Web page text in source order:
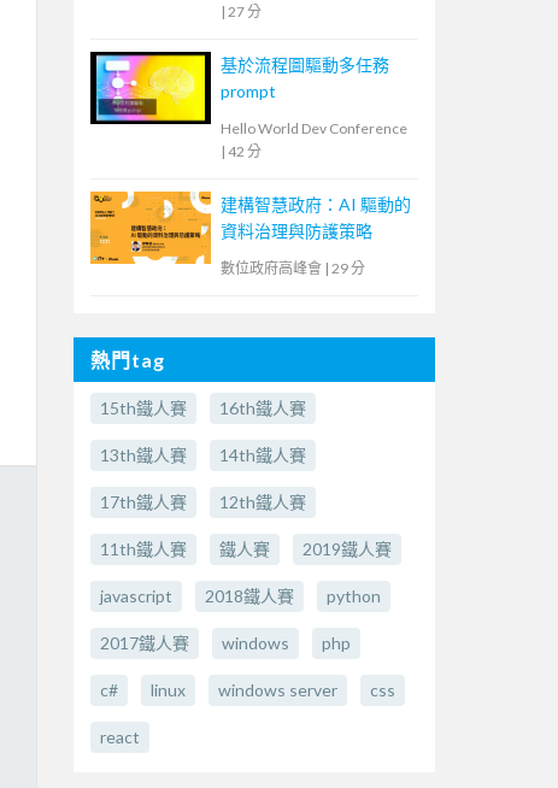
| 27 分
基於流程圖驅動多任務
prompt
Hello World Dev Conference
| 42 分
建構智慧政府：AI 驅動的
資料治理與防護策略
數位政府高峰會 | 29 分
熱門tag
15th鐵人賽 16th鐵人賽
13th鐵人賽 14th鐵人賽
17th鐵人賽 12th鐵人賽
11th鐵人賽 鐵人賽 2019鐵人賽
javascript 2018鐵人賽 python
2017鐵人賽 windows php
c# linux windows server css
react